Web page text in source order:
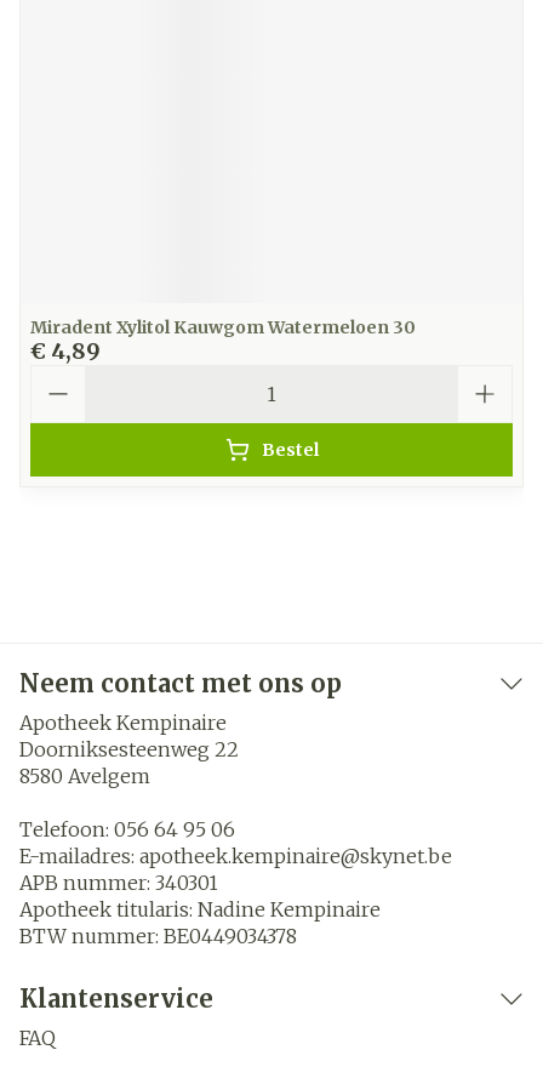
Miradent Xylitol Kauwgom Watermeloen 30
€ 4,89
Bestel
Neem contact met ons op
Apotheek Kempinaire
Doorniksesteenweg 22
8580 Avelgem
Telefoon: 056 64 95 06
E-mailadres: apotheek.kempinaire@skynet.be
APB nummer: 340301
Apotheek titularis: Nadine Kempinaire
BTW nummer: BE0449034378
Klantenservice
FAQ